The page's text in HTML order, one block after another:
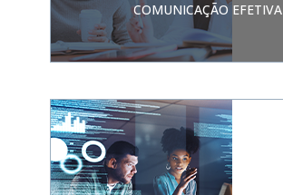
COMUNICAÇÃO EFETIVA